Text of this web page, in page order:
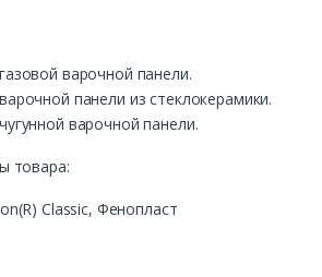
варочной панели.
панели из стеклокерамики.
варочной панели.
товара:
Classic, Фенопласт